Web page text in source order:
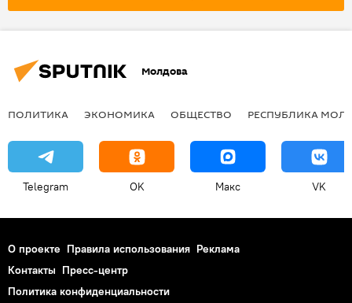
Молдова
ПОЛИТИКА ЭКОНОМИКА ОБЩЕСТВО РЕСПУБЛИКА
Telegram OK Макс VK
О проекте Правила использования Реклама
Контакты Пресс-центр
Политика конфиденциальности